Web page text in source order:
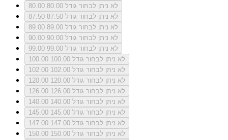
80.00
לא ניתן לבחור גודל 80.00
87.50
לא ניתן לבחור גודל 87.50
89.00
לא ניתן לבחור גודל 89.00
90.00
לא ניתן לבחור גודל 90.00
99.00
לא ניתן לבחור גודל 99.00
100.00
לא ניתן לבחור גודל 100.00
102.00
לא ניתן לבחור גודל 102.00
120.00
לא ניתן לבחור גודל 120.00
126.00
לא ניתן לבחור גודל 126.00
140.00
לא ניתן לבחור גודל 140.00
145.00
לא ניתן לבחור גודל 145.00
147.00
לא ניתן לבחור גודל 147.00
150.00
לא ניתן לבחור גודל 150.00